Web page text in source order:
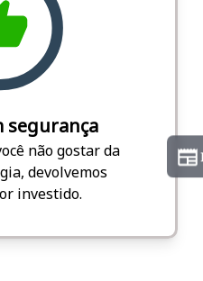
segurança
não gostar da
devolvemos
investido.